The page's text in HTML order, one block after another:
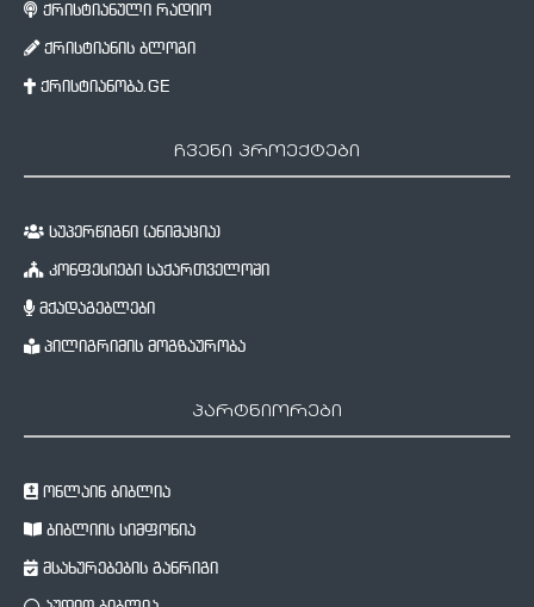
ქრისტიანული რადიო
ქრისტიანის ბლოგი
ქრისტიანობა.GE
ჩვენი პროექტები
სუპერწიგნი (ანიმაცია)
კონფესიები საქართველოში
მქადაგებლები
პილიგრიმის მოგზაურობა
პარტნიორები
ონლაინ ბიბლია
ბიბლიის სიმფონია
მსახურებების განრიგი